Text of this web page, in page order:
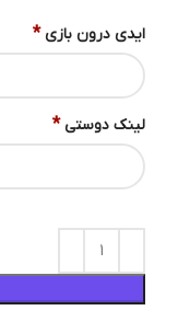
ایدی درون بازی *
لینک دوستی *